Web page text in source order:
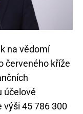
na vědomí
červeného kříže
účelové
výši 45 786 300